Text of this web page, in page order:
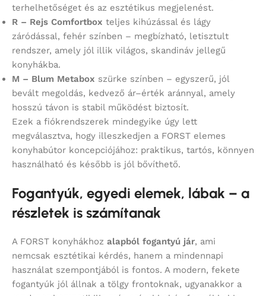
terhelhetőséget és az esztétikus megjelenést.
R – Rejs Comfortbox teljes kihúzással és lágy
záródással, fehér színben – megbízható, letisztult
rendszer, amely jól illik világos, skandináv jellegű
konyhákba.
M – Blum Metabox szürke színben – egyszerű, jól
bevált megoldás, kedvező ár–érték aránnyal, amely
hosszú távon is stabil működést biztosít.
Ezek a fiókrendszerek mindegyike úgy lett
megválasztva, hogy illeszkedjen a FORST elemes
konyhabútor koncepciójához: praktikus, tartós, könnyen
használható és később is jól bővíthető.
Fogantyúk, egyedi elemek, lábak – a
részletek is számítanak
A FORST konyhákhoz alapból fogantyú jár, ami
nemcsak esztétikai kérdés, hanem a mindennapi
használat szempontjából is fontos. A modern, fekete
fogantyúk jól állnak a tölgy frontoknak, ugyanakkor a